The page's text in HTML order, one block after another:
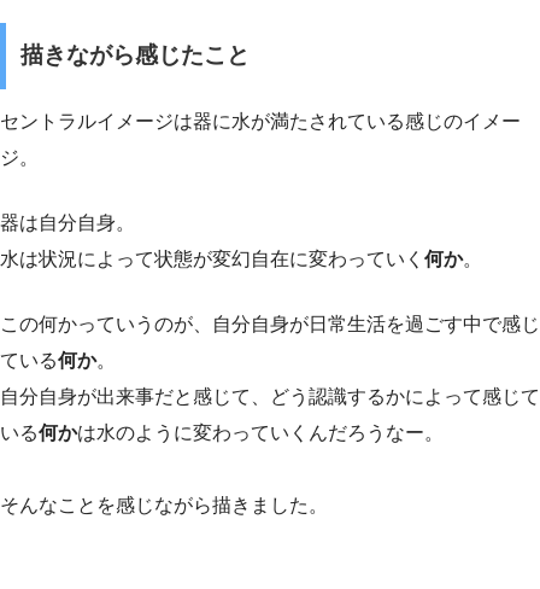
描きながら感じたこと
セントラルイメージは器に水が満たされている感じのイメー
ジ。
器は自分自身。
水は状況によって状態が変幻自在に変わっていく 何か。
この何かっていうのが、自分自身が日常生活を過ごす中で感じ
ている何か。
自分自身が出来事だと感じて、どう認識するかによって感じて
いる何かは水のように変わっていくんだろうなー。
そんなことを感じながら描きました。